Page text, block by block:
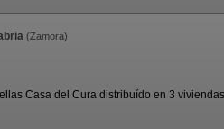
(Zamora)
Casa del Cura distribuído en 3